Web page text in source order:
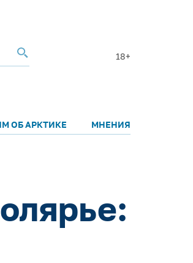
18+
ОБ АРКТИКЕ МНЕНИЯ